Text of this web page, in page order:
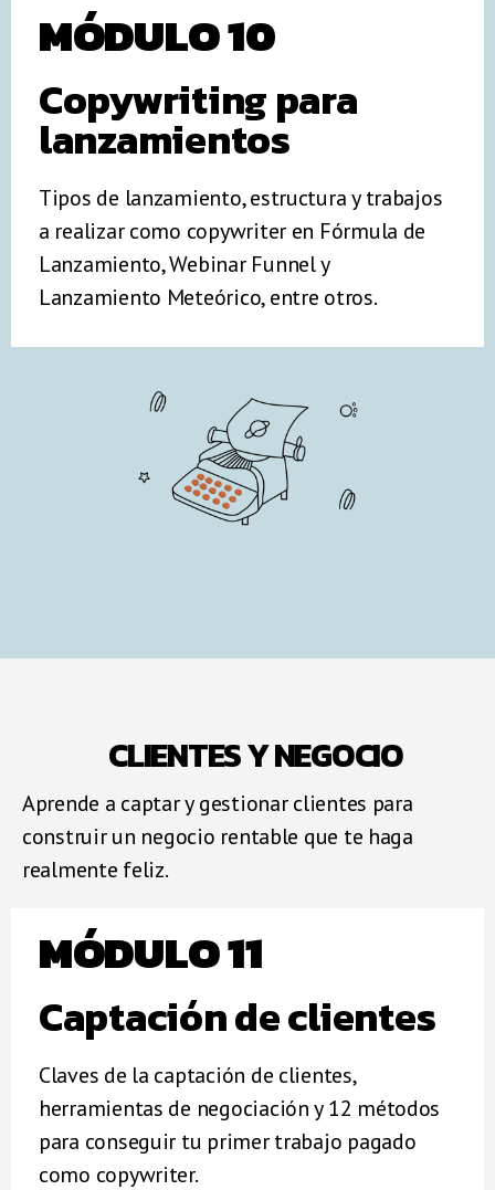
MÓDULO 10
Copywriting para
lanzamientos
Tipos de lanzamiento, estructura y trabajos
a realizar como copywriter en Fórmula de
Lanzamiento, Webinar Funnel y
Lanzamiento Meteórico, entre otros.
CLIENTES Y NEGOCIO
Aprende a captar y gestionar clientes para
construir un negocio rentable que te haga
realmente feliz.
MÓDULO 11
Captación de clientes
Claves de la captación de clientes,
herramientas de negociación y 12 métodos
para conseguir tu primer trabajo pagado
como copywriter.